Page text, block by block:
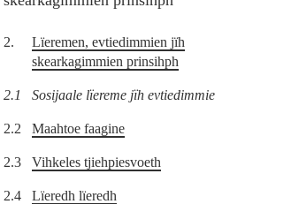
2.
Lïeremen, evtiedimmien jïh
skearkagimmien prinsihph
2.1 Sosijaale lïereme jïh evtiedimmie
2.2 Maahtoe faagine
2.3 Vihkeles tjiehpiesvoeth
2.4 Lïeredh lïeredh